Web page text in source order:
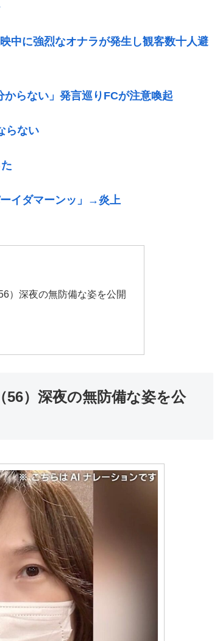
中に強烈なオナラが発生し観客数十人避
からない」発言巡りFCが注意喚起
らない
イダマーンッ」→炎上
）深夜の無防備な姿を公開
56）深夜の無防備な姿を公